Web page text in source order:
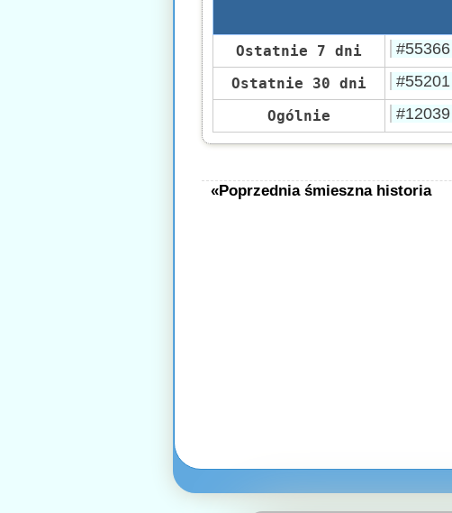
Ostatnie 7 dni
#55366
Ostatnie 30 dni #55201
Ogólnie #12039
«Poprzednia śmieszna historia